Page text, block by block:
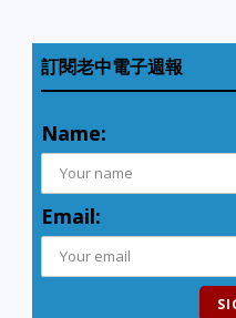
訂閱老中電子週報
Name:
Email: